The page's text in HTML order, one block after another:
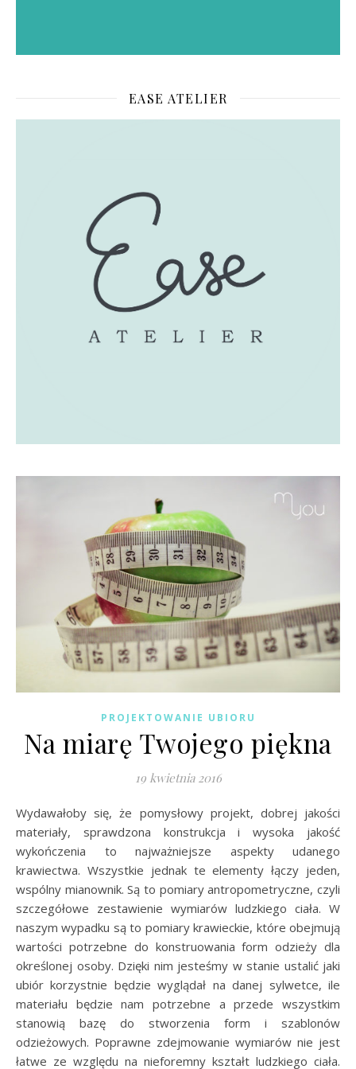
EASE ATELIER
PROJEKTOWANIE UBIORU
Na miarę Twojego piękna
19 kwietnia 2016
Wydawałoby się, że pomysłowy projekt, dobrej jakości
materiały, sprawdzona konstrukcja i wysoka jakość
wykończenia to najważniejsze aspekty udanego
krawiectwa. Wszystkie jednak te elementy łączy jeden,
wspólny mianownik. Są to pomiary antropometryczne, czyli
szczegółowe zestawienie wymiarów ludzkiego ciała. W
naszym wypadku są to pomiary krawieckie, które obejmują
wartości potrzebne do konstruowania form odzieży dla
określonej osoby. Dzięki nim jesteśmy w stanie ustalić jaki
ubiór korzystnie będzie wyglądał na danej sylwetce, ile
materiału będzie nam potrzebne a przede wszystkim
stanowią bazę do stworzenia form i szablonów
odzieżowych. Poprawne zdejmowanie wymiarów nie jest
łatwe ze względu na nieforemny kształt ludzkiego ciała.